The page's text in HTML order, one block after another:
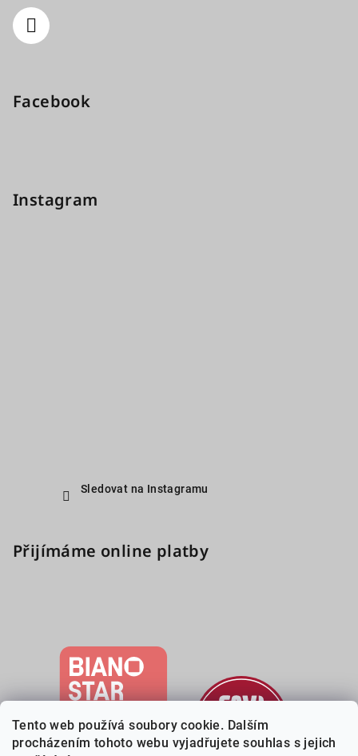
Tento web používá soubory cookie. Dalším
procházením tohoto webu vyjadřujete souhlas s jejich
Facebook
Instagram
Sledovat na Instagramu
Přijímáme online platby